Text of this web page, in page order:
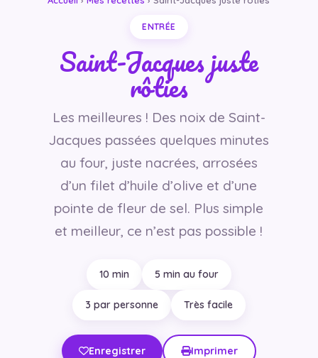
ENTRÉE
Saint-Jacques juste
rôties
Les meilleures ! Des noix de Saint-
Jacques passées quelques minutes
au four, juste nacrées, arrosées
d’un filet d’huile d’olive et d’une
pointe de fleur de sel. Plus simple
et meilleur, ce n’est pas possible !
10 min 5 min au four
3 par personne Très facile
Enregistrer Imprimer